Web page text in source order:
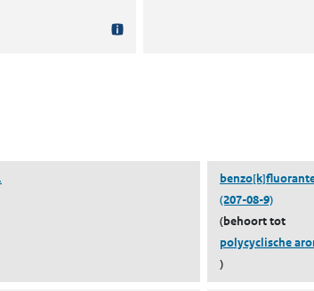
(polycyclische aromatische koolwaterstoffen)
(207-08-9)
(behoort tot
polycyclische
)